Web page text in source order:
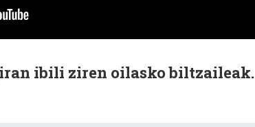
ibili ziren oilasko biltzaileak.